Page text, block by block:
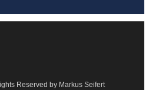
Reserved by Markus Seifert